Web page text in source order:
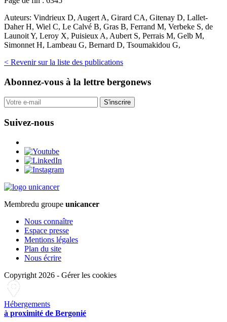
Auteurs: Vindrieux D, Augert A, Girard CA, Gitenay D, Lallet-
Daher H, Wiel C, Le Calvé B, Gras B, Ferrand M, Verbeke S, de
Launoit Y, Leroy X, Puisieux A, Aubert S, Perrais M, Gelb M,
Simonnet H, Lambeau G, Bernard D, Tsoumakidou G,
< Revenir sur la liste des publications
Abonnez-vous à la lettre bergonews
S'inscrire
Suivez-nous
Membredu groupe unicancer
Nous connaître
Espace presse
Mentions légales
Plan du site
Nous écrire
Copyright 2026 - Gérer les cookies
Hébergements
à proximité de Bergonié